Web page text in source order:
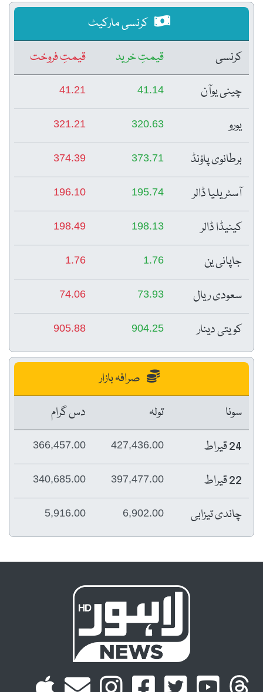
کرنسی مارکیٹ
کرنسی
قیمتِ خرید
قیمتِ فروخت
چینی یوآن
41.14
41.21
یورو 320.63
321.21
برطانوی پاؤنڈ 373.71
374.39
آسٹریلیا ڈالر 195.74
196.10
کینیڈا ڈالر 198.13
198.49
جاپانی ین 1.76
1.76
سعودی ریال 73.93
74.06
کویتی دینار 904.25
905.88
صرافہ بازار
سونا
تولہ
دس گرام
24 قیراط
427,436.00
366,457.00
22 قیراط 397,477.00
340,685.00
چاندی تیزابی 6,902.00
5,916.00